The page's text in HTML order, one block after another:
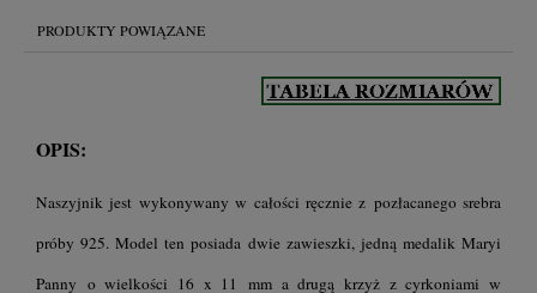
PRODUKTY POWIĄZANE
OPIS:
Naszyjnik jest wykonywany w całości ręcznie z pozłacanego srebra
próby 925. Model ten posiada dwie zawieszki, jedną medalik Maryi
Panny o wielkości 16 x 11 mm a drugą krzyż z cyrkoniami w